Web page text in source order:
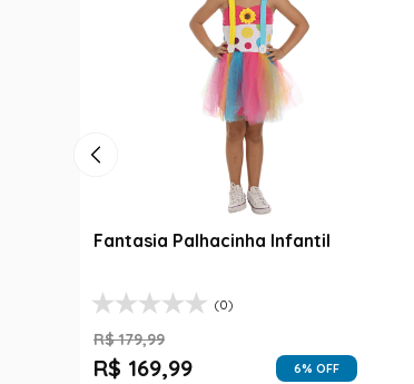
Fantasia Palhacinha Infantil
(0)
R$ 179,99
R$ 169,99 6% OFF